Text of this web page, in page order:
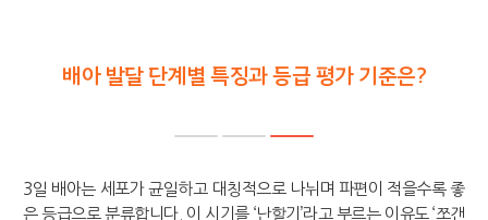
배아 발달 단계별 특징과 등급 평가 기준은?
3일 배아는 세포가 균일하고 대칭적으로 나뉘며 파편이 적을수록 좋
은 등급으로 분류합니다. 이 시기를 ‘난할기’라고 부르는 이유도 ‘쪼갠